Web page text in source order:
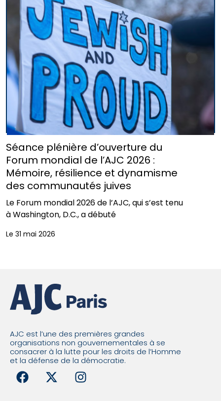
Séance plénière d’ouverture du
Forum mondial de l’AJC 2026 :
Mémoire, résilience et dynamisme
des communautés juives
Le Forum mondial 2026 de l’AJC, qui s’est tenu
à Washington, D.C., a débuté
Le 31 mai 2026
AJC est l’une des premières grandes
organisations non gouvernementales à se
consacrer à la lutte pour les droits de l’Homme
et la défense de la démocratie.